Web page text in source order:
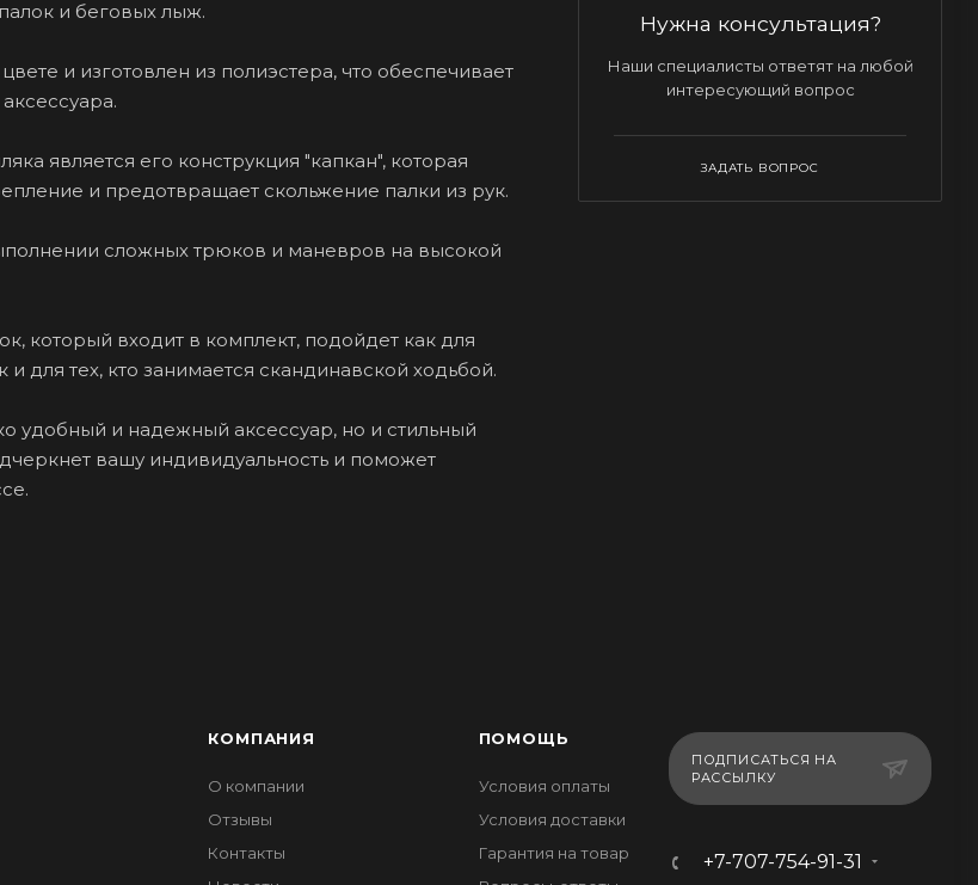
и беговых лыж.
и изготовлен из полиэстера, что обеспечивает
является его конструкция "капкан", которая
и предотвращает скольжение палки из рук.
сложных трюков и маневров на высокой
который входит в комплект, подойдет как для
для тех, кто занимается скандинавской ходьбой.
удобный и надежный аксессуар, но и стильный
вашу индивидуальность и поможет
Нужна консультация?
Наши специалисты ответят на любой
интересующий вопрос
ЗАДАТЬ ВОПРОС
КОМПАНИЯ
О компании
Отзывы
Контакты
ПОМОЩЬ
Условия оплаты
Условия доставки
Гарантия на товар
ПОДПИСАТЬСЯ НА
РАССЫЛКУ
+7-707-754-91-31